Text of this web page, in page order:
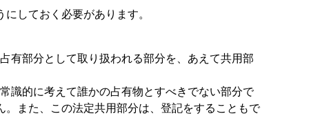
しておく必要があります。
有部分として取り扱われる部分を、あえて共用部
識的に考えて誰かの占有物とすべきでない部分で
また、この法定共用部分は、登記をすることもで